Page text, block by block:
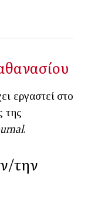
εργαστεί στο
της
.
την